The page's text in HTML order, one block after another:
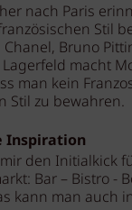
nach Paris
Stil
Chanel, Bruno
macht
man kein
Stil zu bewahren.
Inspiration
den Initialkick
Bar – Bistro -
kann man auch